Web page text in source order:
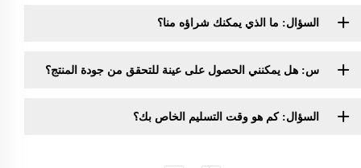
السؤال: ما الذي يمكنك شراؤه منا؟
س: هل يمكنني الحصول على عينة للتحقق من جودة المنتج؟
السؤال: كم هو وقت التسليم الخاص بك؟